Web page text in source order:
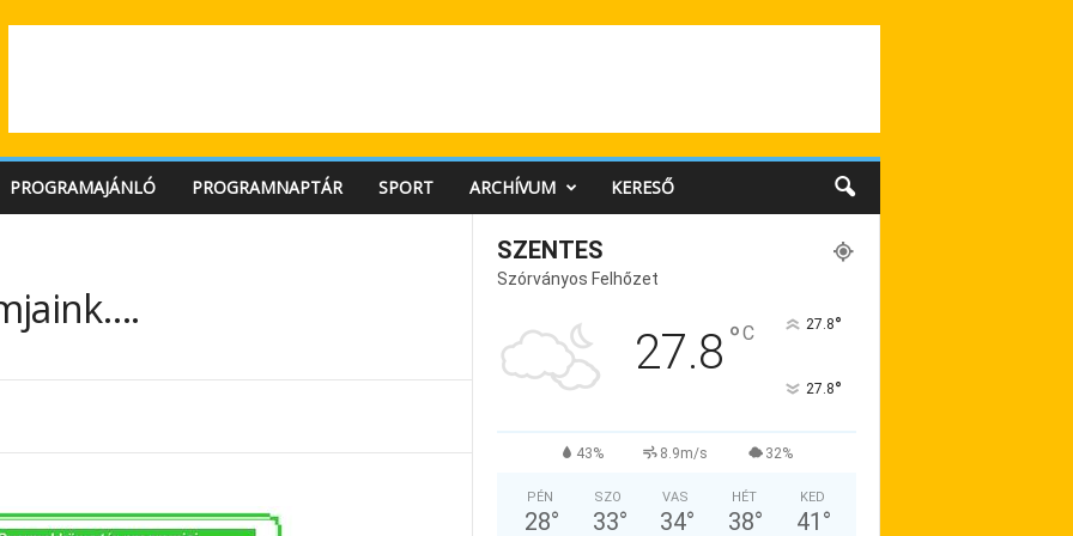
PROGRAMAJÁNLÓ PROGRAMNAPTÁR SPORT ARCHÍVUM KERESŐ
SZENTES
Szórványos Felhőzet
27.8 °C 27.8°
27.8°
43% 8.9m/s 32%
PÉN
28°
SZO
33°
VAS
34°
HÉT
38°
KED
41 °